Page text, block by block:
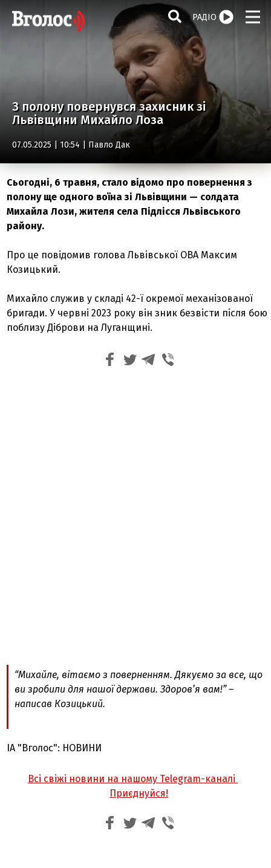
РАДІО
З полону повернувся захисник зі
Львівщини Михайло Лоза
07.05.2025 | 10:54 | Павло Дак
Сьогодні, 6 травня, стало відомо про повернення з
полону ще одного воїна зі Львівщини — солдата
Михайла Лози, жителя села Підлісся Львівського
району.
Про це повідомив голова Львівської ОВА Максим
Козицький.
Михайло служив у складі 42-ї окремої механізованої
бригади. У червні 2023 року він зник безвісти після бою
поблизу Діброви на Луганщині.
“Михайле, вітаємо з поверненням. Дякуємо за все, що
ви зробили для нашої держави. Здоров’я вам!” –
написав Козицький.
ІА "Вголос": НОВИНИ
Всі свіжі новини на нашому Telegram-каналі
Приєднуйся!